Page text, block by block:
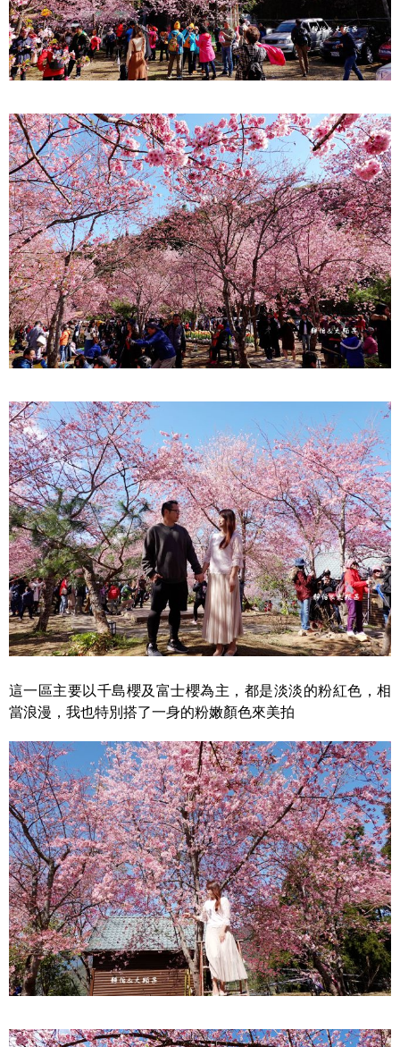
這一區主要以千島櫻及富士櫻為主，都是淡淡的粉紅色，相
當浪漫，我也特別搭了一身的粉嫩顏色來美拍